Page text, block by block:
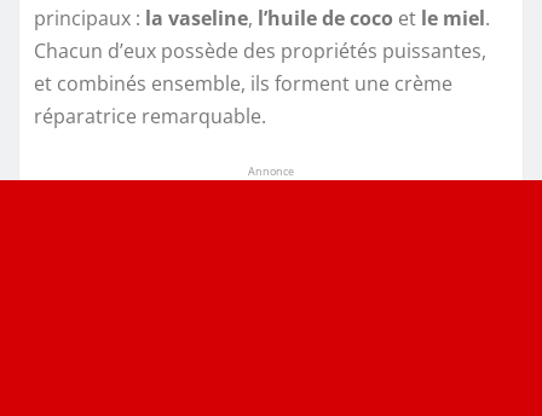
principaux : la vaseline, l’huile de coco et le miel.
Chacun d’eux possède des propriétés puissantes,
et combinés ensemble, ils forment une crème
réparatrice remarquable.
Annonce